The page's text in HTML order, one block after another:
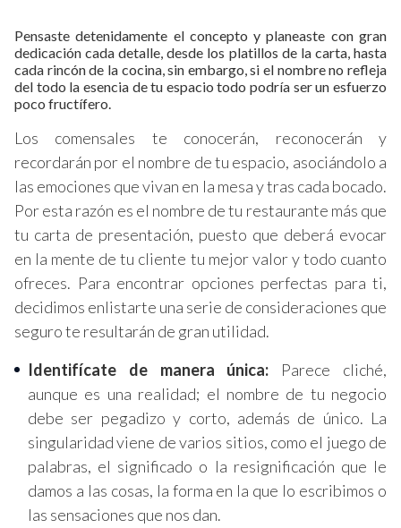
Pensaste detenidamente el concepto y planeaste con gran
dedicación cada detalle, desde los platillos de la carta, hasta
cada rincón de la cocina, sin embargo, si el nombre no refleja
del todo la esencia de tu espacio todo podría ser un esfuerzo
poco fructífero.
Los comensales te conocerán, reconocerán y
recordarán por el nombre de tu espacio, asociándolo a
las emociones que vivan en la mesa y tras cada bocado.
Por esta razón es el nombre de tu restaurante más que
tu carta de presentación, puesto que deberá evocar
en la mente de tu cliente tu mejor valor y todo cuanto
ofreces. Para encontrar opciones perfectas para ti,
decidimos enlistarte una serie de consideraciones que
seguro te resultarán de gran utilidad.
Identifícate de manera única: Parece cliché,
aunque es una realidad; el nombre de tu negocio
debe ser pegadizo y corto, además de único. La
singularidad viene de varios sitios, como el juego de
palabras, el significado o la resignificación que le
damos a las cosas, la forma en la que lo escribimos o
las sensaciones que nos dan.